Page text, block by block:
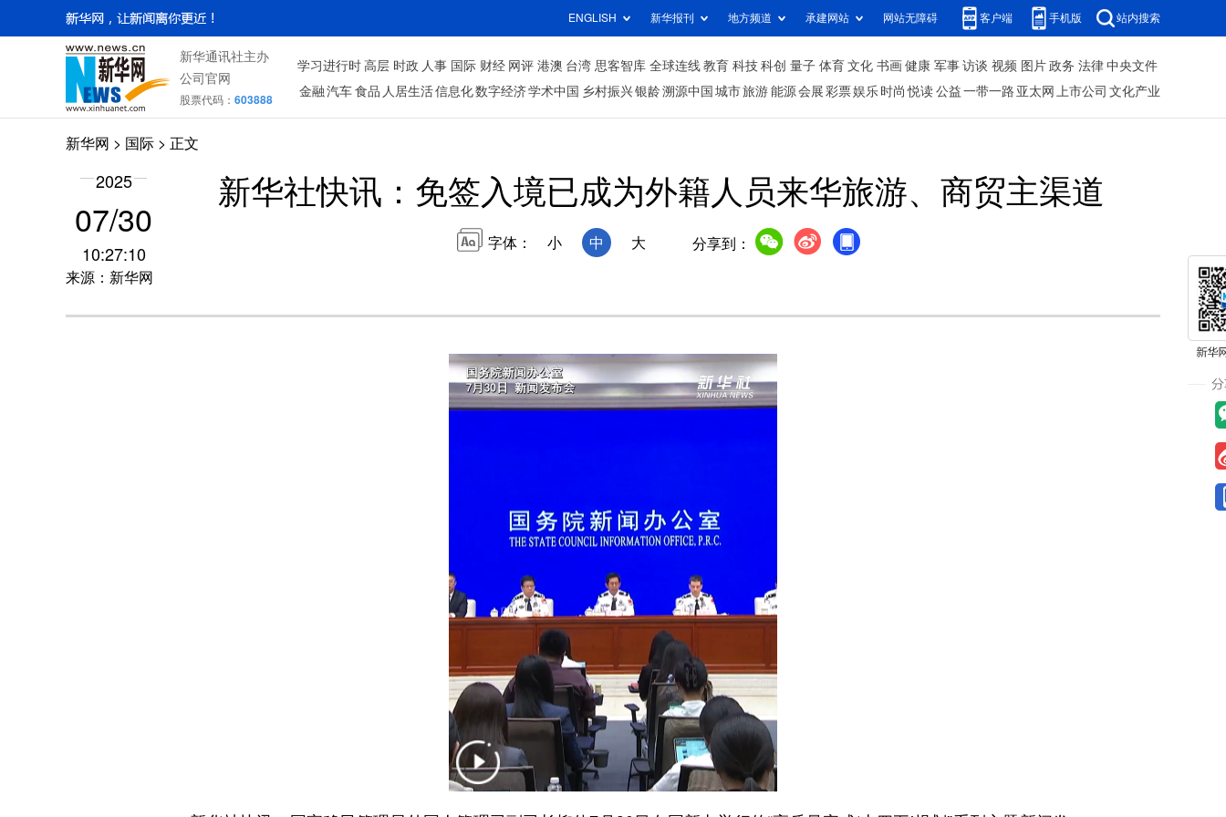
ENGLISH 新华报刊 地方频道 承建网站 网站无障碍 客户端 手机版 站内搜索
新华通讯社主办
公司官网
股票代码： 603888
学习进行时 高层 时政 人事 国际 财经 网评 港澳 台湾 思客智库 全球连线 教育 科技 科创 量子 体育 文化 书画 健康 军事 访谈 视频 图片 政务 法律 中央文件
金融 汽车 食品 人居生活信息化数字经济学术中国 乡村振兴银龄溯源中国 城市旅游 能源 会展 彩票娱乐 时尚 悦读 公益 一带一路 亚太网 上市公司 文化产业
新华网 > 国际 > 正文
2025
07/30
10:27:10
来源：新华网
新华社快讯：免签入境已成为外籍人员来华旅游、商贸主渠道
字体： 小 中 大 分享到：